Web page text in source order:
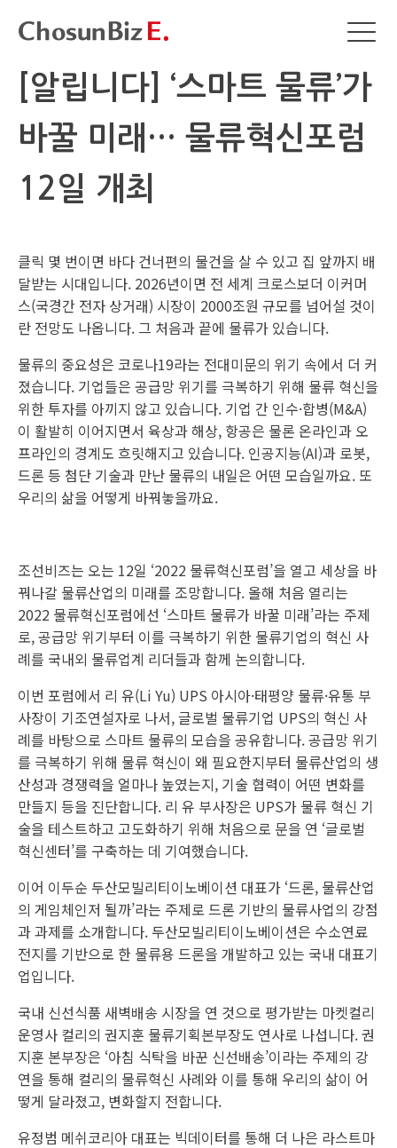
[알립니다] ‘스마트 물류’가
바꿀 미래… 물류혁신포럼
12일 개최
클릭 몇 번이면 바다 건너편의 물건을 살 수 있고 집 앞까지 배
달받는 시대입니다. 2026년이면 전 세계 크로스보더 이커머
스(국경간 전자 상거래) 시장이 2000조원 규모를 넘어설 것이
란 전망도 나옵니다. 그 처음과 끝에 물류가 있습니다.
물류의 중요성은 코로나19라는 전대미문의 위기 속에서 더 커
졌습니다. 기업들은 공급망 위기를 극복하기 위해 물류 혁신을
위한 투자를 아끼지 않고 있습니다. 기업 간 인수·합병(M&A)
이 활발히 이어지면서 육상과 해상, 항공은 물론 온라인과 오
프라인의 경계도 흐릿해지고 있습니다. 인공지능(AI)과 로봇,
드론 등 첨단 기술과 만난 물류의 내일은 어떤 모습일까요. 또
우리의 삶을 어떻게 바꿔놓을까요.
조선비즈는 오는 12일 ‘2022 물류혁신포럼’을 열고 세상을 바
꿔나갈 물류산업의 미래를 조망합니다. 올해 처음 열리는
2022 물류혁신포럼에선 ‘스마트 물류가 바꿀 미래’라는 주제
로, 공급망 위기부터 이를 극복하기 위한 물류기업의 혁신 사
례를 국내외 물류업계 리더들과 함께 논의합니다.
이번 포럼에서 리 유(Li Yu) UPS 아시아·태평양 물류·유통 부
사장이 기조연설자로 나서, 글로벌 물류기업 UPS의 혁신 사
례를 바탕으로 스마트 물류의 모습을 공유합니다. 공급망 위기
를 극복하기 위해 물류 혁신이 왜 필요한지부터 물류산업의 생
산성과 경쟁력을 얼마나 높였는지, 기술 협력이 어떤 변화를
만들지 등을 진단합니다. 리 유 부사장은 UPS가 물류 혁신 기
술을 테스트하고 고도화하기 위해 처음으로 문을 연 ‘글로벌
혁신센터’를 구축하는 데 기여했습니다.
이어 이두순 두산모빌리티이노베이션 대표가 ‘드론, 물류산업
의 게임체인저 될까’라는 주제로 드론 기반의 물류사업의 강점
과 과제를 소개합니다. 두산모빌리티이노베이션은 수소연료
전지를 기반으로 한 물류용 드론을 개발하고 있는 국내 대표기
업입니다.
국내 신선식품 새벽배송 시장을 연 것으로 평가받는 마켓컬리
운영사 컬리의 권지훈 물류기획본부장도 연사로 나섭니다. 권
지훈 본부장은 ‘아침 식탁을 바꾼 신선배송’이라는 주제의 강
연을 통해 컬리의 물류혁신 사례와 이를 통해 우리의 삶이 어
떻게 달라졌고, 변화할지 전합니다.
유정범 메쉬코리아 대표는 빅데이터를 통해 더 나은 라스트마